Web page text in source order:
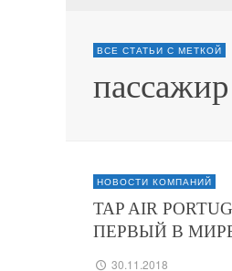
ВСЕ СТАТЬИ С МЕТКОЙ
пассажир
НОВОСТИ КОМПАНИЙ
TAP AIR
ПЕРВЫЙ В МИРЕ
30.11.2018